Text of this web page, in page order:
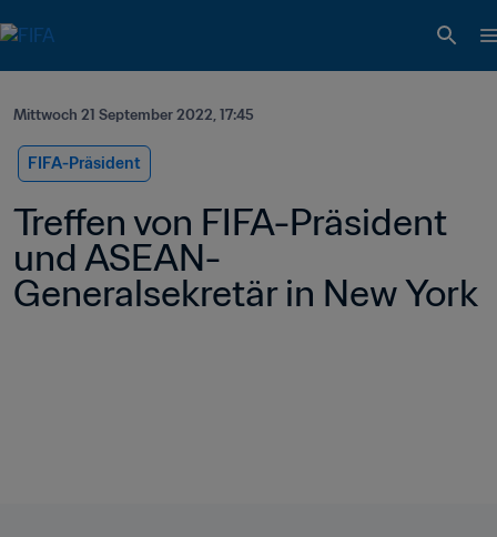
Mittwoch 21 September 2022, 17:45
FIFA-Präsident
Treffen von FIFA-Präsident
und ASEAN-
Generalsekretär in New York